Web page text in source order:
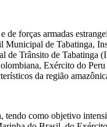
de forças armadas
de Tabatinga,
de Trânsito de Tabatinga
Exército do Peru
da região
como objetivo